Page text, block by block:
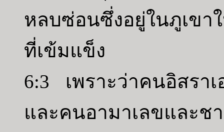
หลบซ่อนซึ่งอยู่ในภูเขา
ที่เข้มแข็ง
6:3 เพราะว่าคนอิสรา
และคนอามาเลขและช